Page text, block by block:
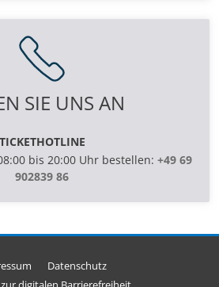
SIE UNS AN
TICKETHOTLINE
bis 20:00 Uhr bestellen: +49 69
902839 86
Datenschutz